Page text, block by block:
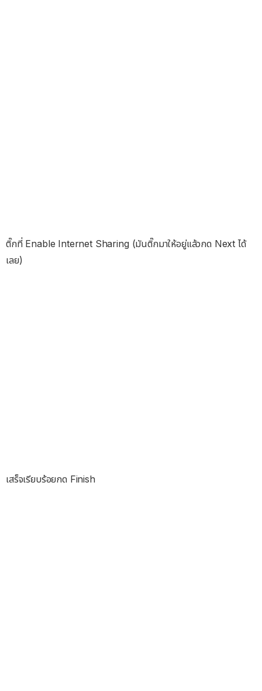
ติ๊กที่ Enable Internet Sharing (มันติ๊กมาให้อยู่แล้วกด Next ได้
เลย)
เสร็จเรียบร้อยกด Finish